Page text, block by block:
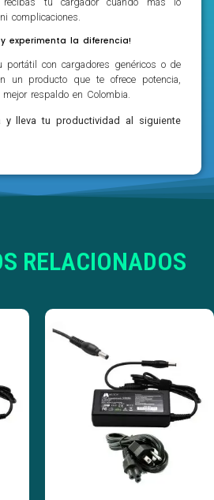
complicaciones.
experimenta la diferencia!
portátil con cargadores genéricos o de
un producto que te ofrece potencia,
respaldo en Colombia.
y lleva tu productividad al siguiente
RELACIONADOS